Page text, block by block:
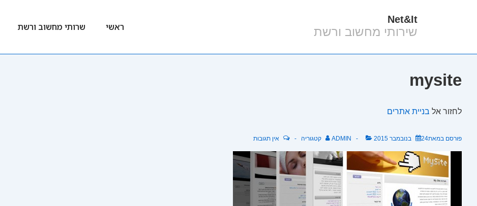
Net&It
שירותי מחשוב ורשת ראשי שרותי מחשוב ורשת
mysite
לחזור אל בניית אתרים
פורסם במאת24 בנובמבר 2015 ADMIN קטגוריה אין תגובות